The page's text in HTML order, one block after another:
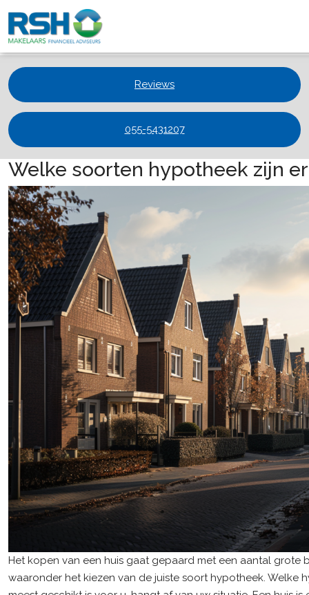
Reviews
055-5431207
Welke soorten hypotheek zijn
Het kopen van een huis gaat gepaard met een aantal grote
waaronder het kiezen van de juiste soort hypotheek. Welke